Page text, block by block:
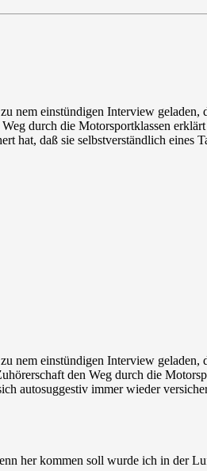
nem einstündigen Interview
durch die Motorsportklassen
hat, daß sie selbstverständlich eines
nem einstündigen Interview
den Weg durch die
autosuggestiv immer wieder
her kommen soll wurde ich in der